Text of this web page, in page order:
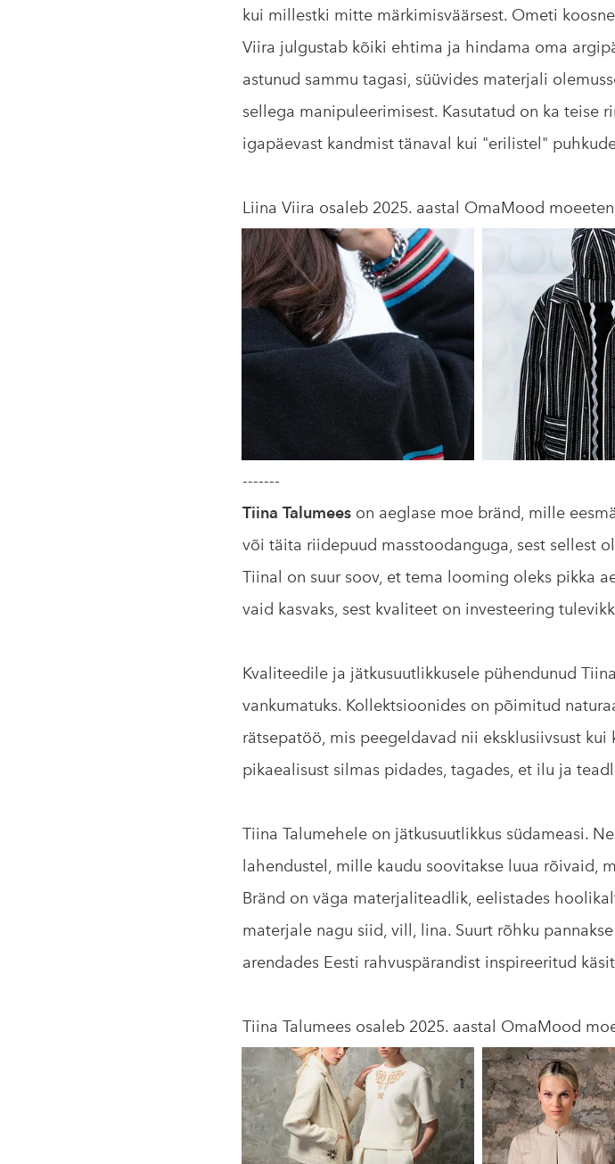
kui millestki mitte märkimisväärsest. Ometi
Viira julgustab kõiki ehtima ja hindama oma
astunud sammu tagasi, süüvides materjali
sellega manipuleerimisest. Kasutatud on ka teise
igapäevast kandmist tänaval kui "erilistel"
Liina Viira osaleb 2025. aastal OmaMood
-------
Tiina Talumees on aeglase moe bränd, mille
või täita riidepuud masstoodanguga, sest sellest
Tiinal on suur soov, et tema looming oleks pikka
vaid kasvaks, sest kvaliteet on investeering
Kvaliteedile ja jätkusuutlikkusele pühendunud
vankumatuks. Kollektsioonides on põimitud
rätsepatöö, mis peegeldavad nii eksklusiivsust
pikaealisust silmas pidades, tagades, et ilu ja
Tiina Talumehele on jätkusuutlikkus südameasi.
lahendustel, mille kaudu soovitakse luua rõivaid,
Bränd on väga materjaliteadlik, eelistades
materjale nagu siid, vill, lina. Suurt rõhku
arendades Eesti rahvuspärandist inspireeritud
Tiina Talumees osaleb 2025. aastal OmaMood